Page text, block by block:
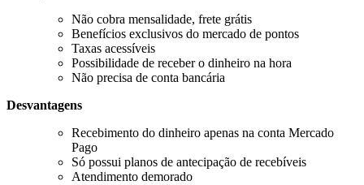
Não cobra mensalidade, frete grátis
Benefícios exclusivos do mercado de pontos
Taxas acessíveis
Possibilidade de receber o dinheiro na hora
Não precisa de conta bancária
Desvantagens
Recebimento do dinheiro apenas na conta Mercado
Pago
Só possui planos de antecipação de recebíveis
Atendimento demorado